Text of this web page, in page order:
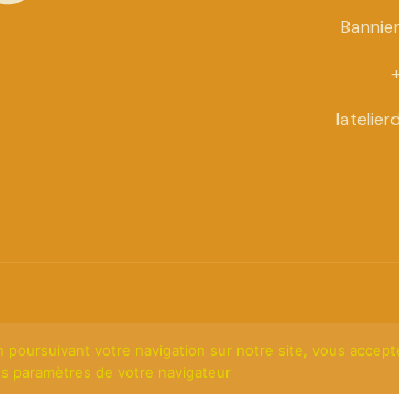
Culebras
votre navigation sur notre site, vous
paramètres de votre navigateur